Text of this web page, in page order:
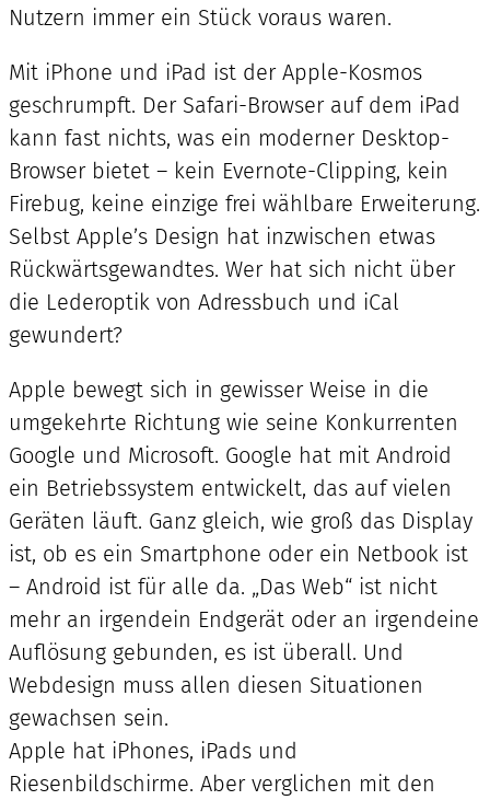
Nutzern immer ein Stück voraus waren.
Mit iPhone und iPad ist der Apple-Kosmos
geschrumpft. Der Safari-Browser auf dem iPad
kann fast nichts, was ein moderner Desktop-
Browser bietet – kein Evernote-Clipping, kein
Firebug, keine einzige frei wählbare Erweiterung.
Selbst Apple’s Design hat inzwischen etwas
Rückwärtsgewandtes. Wer hat sich nicht über
die Lederoptik von Adressbuch und iCal
gewundert?
Apple bewegt sich in gewisser Weise in die
umgekehrte Richtung wie seine Konkurrenten
Google und Microsoft. Google hat mit Android
ein Betriebssystem entwickelt, das auf vielen
Geräten läuft. Ganz gleich, wie groß das Display
ist, ob es ein Smartphone oder ein Netbook ist
– Android ist für alle da. „Das Web“ ist nicht
mehr an irgendein Endgerät oder an irgendeine
Auflösung gebunden, es ist überall. Und
Webdesign muss allen diesen Situationen
gewachsen sein.
Apple hat iPhones, iPads und
Riesenbildschirme. Aber verglichen mit den